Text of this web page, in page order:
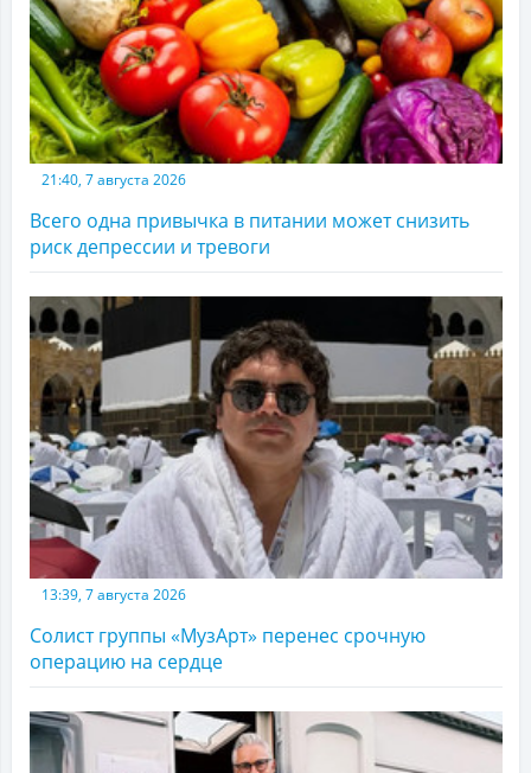
21:40, 7 августа 2026
Всего одна привычка в питании может снизить
риск депрессии и тревоги
13:39, 7 августа 2026
Солист группы «МузАрт» перенес срочную
операцию на сердце